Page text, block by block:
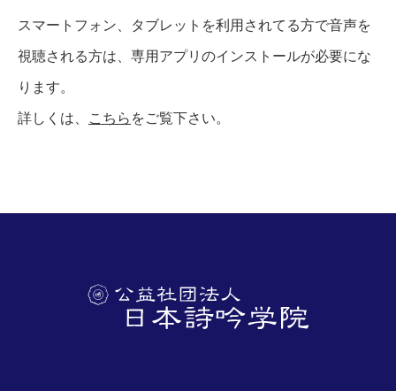
スマートフォン、タブレットを利用されてる方で音声を
視聴される方は、専用アプリのインストールが必要にな
ります。
詳しくは、 こちら をご覧下さい。